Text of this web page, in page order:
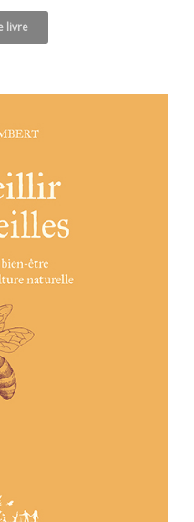
livre